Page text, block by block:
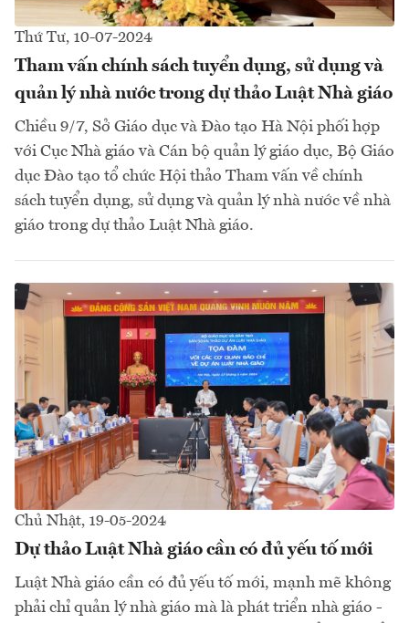
Thứ Tư, 10-07-2024
Tham vấn chính sách tuyển dụng, sử dụng và
quản lý nhà nước trong dự thảo Luật Nhà giáo
Chiều 9/7, Sở Giáo dục và Đào tạo Hà Nội phối hợp
với Cục Nhà giáo và Cán bộ quản lý giáo dục, Bộ Giáo
dục Đào tạo tổ chức Hội thảo Tham vấn về chính
sách tuyển dụng, sử dụng và quản lý nhà nước về nhà
giáo trong dự thảo Luật Nhà giáo.
Chủ Nhật, 19-05-2024
Dự thảo Luật Nhà giáo cần có đủ yếu tố mới
Luật Nhà giáo cần có đủ yếu tố mới, mạnh mẽ không
phải chỉ quản lý nhà giáo mà là phát triển nhà giáo -